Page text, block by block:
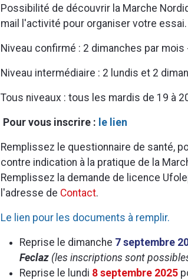
Possibilité de découvrir la Marche
mail l'activité pour organiser votre essai.
Niveau confirmé : 2 dimanches par
Niveau intermédiaire : 2 lundis et 2
Tous niveaux : tous les mardis de 19 à
Pour vous inscrire : le lien
Remplissez le questionnaire de santé,
contre indication à la pratique de la
Remplissez la demande de licence
l'adresse de Contact.
Le lien pour les documents à remplir.
Reprise le dimanche 7 septembre
Feclaz (les inscriptions sont
Reprise le lundi 8 septembre 2025